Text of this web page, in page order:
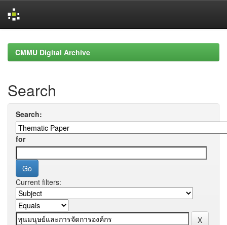
navigationCMMU Digital Archive
Search
Search:
for
Current filters: